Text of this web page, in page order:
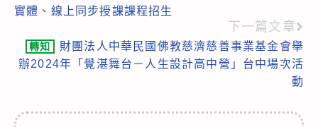
實體、線上同步授課課程招生
下一篇文章
轉知
財團法人中華民國佛教慈濟慈善事業基金會舉
辦2024年「覺湛舞台－人生設計高中營」台中場次活
動